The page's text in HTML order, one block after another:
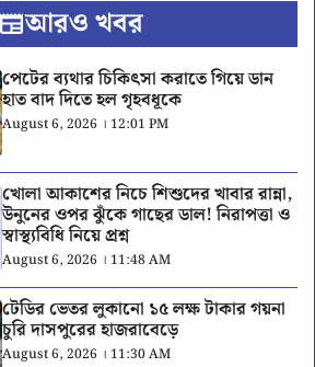
আরও খবর
পেটের ব্যথার চিকিৎসা করাতে গিয়ে ডান
হাত বাদ দিতে হল গৃহবধূকে
August 6, 2026 । 12:01 PM
খোলা আকাশের নিচে শিশুদের খাবার রান্না,
উনুনের ওপর ঝুঁকে গাছের ডাল! নিরাপত্তা ও
স্বাস্থ্যবিধি নিয়ে প্রশ্ন
August 6, 2026 । 11:48 AM
টেডির ভেতর লুকানো ১৫ লক্ষ টাকার গয়না
চুরি দাসপুরের হাজরাবেড়ে
August 6, 2026 । 11:30 AM